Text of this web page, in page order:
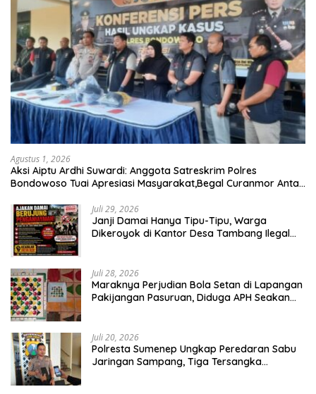
Agustus 1, 2026
Aksi Aiptu Ardhi Suwardi: Anggota Satreskrim Polres
Bondowoso Tuai Apresiasi Masyarakat,Begal Curanmor Antar
Juli 29, 2026
Janji Damai Hanya Tipu-Tipu, Warga
Dikeroyok di Kantor Desa Tambang Ilegal
Juli 28, 2026
Maraknya Perjudian Bola Setan di Lapangan
Pakijangan Pasuruan, Diduga APH Seakan
Juli 20, 2026
Polresta Sumenep Ungkap Peredaran Sabu
Jaringan Sampang, Tiga Tersangka